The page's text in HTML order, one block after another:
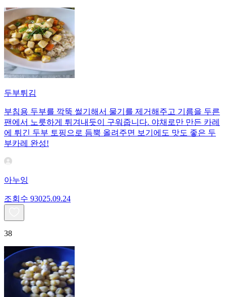
두부튀김
부침용 두부를 깍뚝 썰기해서 물기를 제거해주고 기름을 두른
팬에서 노릇하게 튀겨내듯이 구워줍니다. 야채로만 만든 카레
에 튀긴 두부 토핑으로 듬뿍 올려주면 보기에도 맛도 좋은 두
부카레 완성!
아누잉
조회수 93025.09.24
38